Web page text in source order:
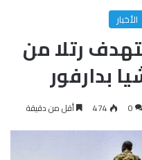
الأخبار
رتلا من
بدارفور
0
474 أقل من دقيقة